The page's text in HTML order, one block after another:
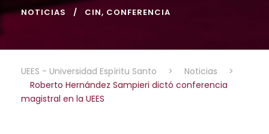
NOTICIAS CIN, CONFERENCIA
UEES - Universidad Espíritu Santo > Noticias
>
Roberto Hernández Sampieri dictó conferencia
magistral en la UEES